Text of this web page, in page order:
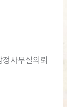
정사무실의뢰